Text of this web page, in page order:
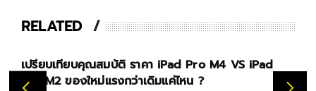
RELATED
เปรียบเทียบคุณสมบัติ ราคา iPad Pro M4 VS iPad
Pro M2 ของใหม่แรงกว่าเดิมแค่ไหน ?